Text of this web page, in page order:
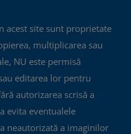
acest site sunt proprietate
multiplicarea sau
NU este permisă
editarea lor pentru
autorizarea scrisă a
evita eventualele
neautorizată a imaginilor